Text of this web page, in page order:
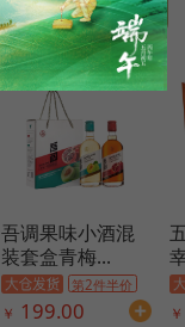
吾调果味小酒混
装套盒青梅...
第2件半价
￥ 199.00 ￥